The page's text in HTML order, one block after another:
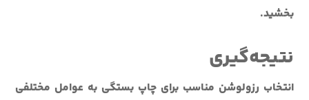
بخشید.
نتیجه‌گیری
انتخاب رزولوشن مناسب برای چاپ بستگی به عوامل مختلفی